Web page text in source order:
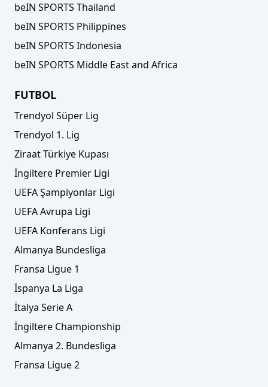
beIN SPORTS Thailand
beIN SPORTS Philippines
beIN SPORTS Indonesia
beIN SPORTS Middle East and Africa
FUTBOL
Trendyol Süper Lig
Trendyol 1. Lig
Ziraat Türkiye Kupası
İngiltere Premier Ligi
UEFA Şampiyonlar Ligi
UEFA Avrupa Ligi
UEFA Konferans Ligi
Almanya Bundesliga
Fransa Ligue 1
İspanya La Liga
İtalya Serie A
İngiltere Championship
Almanya 2. Bundesliga
Fransa Ligue 2